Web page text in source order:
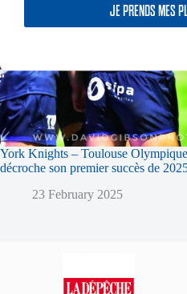
JE PRENDS MES
York Knights – Toulouse
décroche son premier succès de
23 February 2025